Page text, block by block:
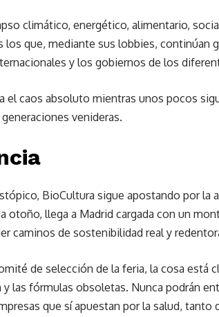
climático, energético, alimentario,
que, mediante sus lobbies, continúan
y los gobiernos de los
el caos absoluto mientras unos pocos
venideras.
BioCultura sigue apostando por la
otoño, llega a Madrid cargada con un
caminos de sostenibilidad real y
de selección de la feria, la cosa está
las fórmulas obsoletas. Nunca podrán
que sí apuestan por la salud,